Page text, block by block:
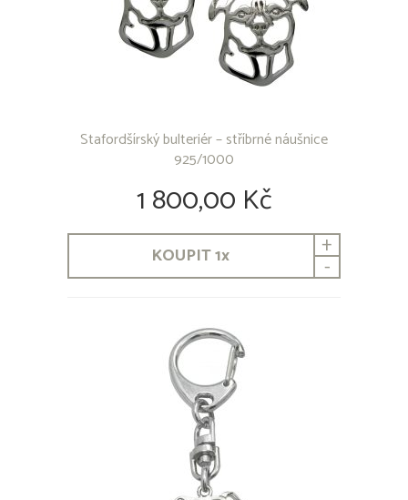
Stafordšírský bulteriér – stříbrné náušnice
925/1000
1 800,00 Kč
KOUPIT1x +
-